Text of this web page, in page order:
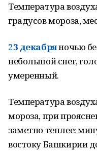
Температура
градусов мороза,
23 декабряночью
небольшой снег,
умеренный.
Температура
мороза, при
заметно теплее:
востоку Башкирии